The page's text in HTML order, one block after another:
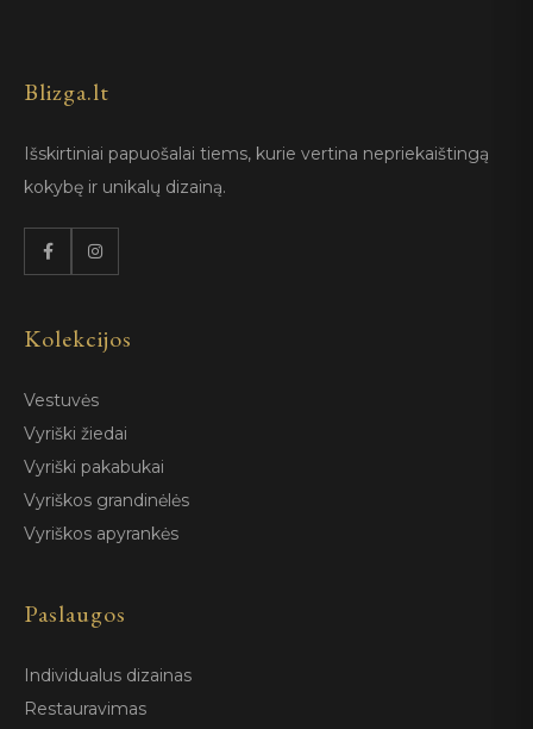
Blizga.lt
Išskirtiniai papuošalai tiems, kurie vertina nepriekaištingą
kokybę ir unikalų dizainą.
Kolekcijos
Vestuvės
Vyriški žiedai
Vyriški pakabukai
Vyriškos grandinėlės
Vyriškos apyrankės
Paslaugos
Individualus dizainas
Restauravimas